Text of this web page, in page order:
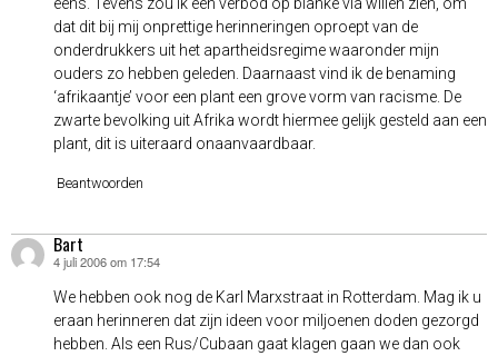
dat dit bij mij onprettige herinneringen oproept van de
onderdrukkers uit het apartheidsregime waaronder mijn
ouders zo hebben geleden. Daarnaast vind ik de benaming
‘afrikaantje’ voor een plant een grove vorm van racisme. De
zwarte bevolking uit Afrika wordt hiermee gelijk gesteld aan een
plant, dit is uiteraard onaanvaardbaar.
Beantwoorden
Bart
schreef:
4 juli 2006 om 17:54
We hebben ook nog de Karl Marxstraat in Rotterdam. Mag ik u
eraan herinneren dat zijn ideen voor miljoenen doden gezorgd
hebben. Als een Rus/Cubaan gaat klagen gaan we dan ook